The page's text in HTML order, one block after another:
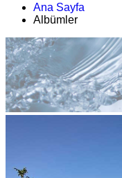
Ana Sayfa
Albümler